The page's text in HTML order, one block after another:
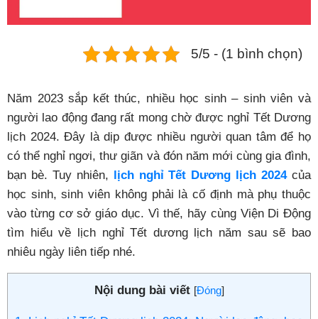
Tổng đài:1800.6729(miễn phí)
Tin công nghệ
Đặt lịch ngay
5/5 - (1 bình chọn)
Năm 2023 sắp kết thúc, nhiều học sinh – sinh viên và
người lao động đang rất mong chờ được nghỉ Tết Dương
lịch 2024. Đây là dịp được nhiều người quan tâm để họ
có thể nghỉ ngơi, thư giãn và đón năm mới cùng gia đình,
bạn bè. Tuy nhiên, lịch nghỉ Tết Dương lịch 2024 của
học sinh, sinh viên không phải là cố định mà phụ thuộc
vào từng cơ sở giáo dục. Vì thế, hãy cùng Viện Di Động
tìm hiểu về lịch nghỉ Tết dương lịch năm sau sẽ bao
nhiêu ngày liên tiếp nhé.
Nội dung bài viết [Đóng]